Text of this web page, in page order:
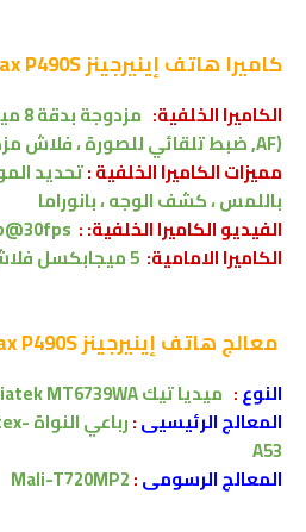
كاميرا هاتف إينيرجينز Energizer Power Max P490S
الكاميرا الخلفية: مزدوجةبدقة 8 ميجابكسل
AF), ضبط تلقائي للصورة،فلاش
مميزات الكاميرا الخلفية :تحديد
باللمس ، كشف الوجه ، بانوراما
الفيديو الكاميرا الخلفية: :
الكاميرا الامامية:
معالجهاتف إينيرجينز Energizer Power Max P490S
النوع: ميديا تيكMT6739WA
المعالج الرئيسيى:رباعي النواة
A53
المعالج الرسومى:
Mali-T720MP2